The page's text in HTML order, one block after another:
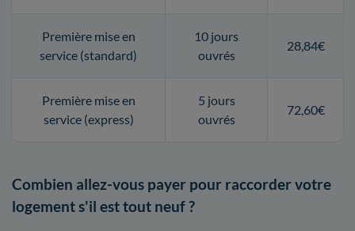
Première mise en
service (standard)
10 jours
ouvrés
28,84€
Première mise en
service (express)
5 jours
ouvrés
72,60€
Combien allez-vous payer pour raccorder votre
logement s'il est tout neuf ?